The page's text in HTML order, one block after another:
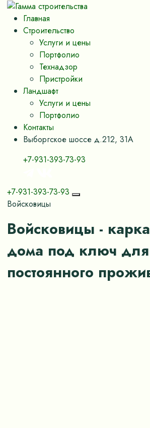
Главная
Строительство
Услуги и цены
Портфолио
Технадзор
Пристройки
Ландшафт
Услуги и цены
Портфолио
Контакты
Выборгское шоссе д.212, 31А
+7-931-393-73-93
+7-931-393-73-93
Войсковицы
Войсковицы -
дома под ключ для
постоянного